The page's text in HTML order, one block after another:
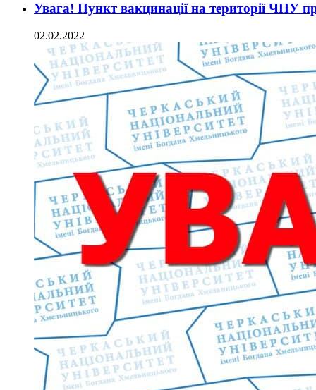
Увага! Пункт вакцинації на території ЧНУ
02.02.2022